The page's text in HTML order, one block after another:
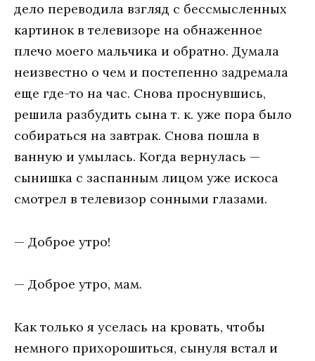
дело переводила взгляд с бессмысленных
картинок в телевизоре на обнаженное
плечо моего мальчика и обратно. Думала
неизвестно о чем и постепенно задремала
еще где-то на час. Снова проснувшись,
решила разбудить сына т. к. уже пора было
собираться на завтрак. Снова пошла в
ванную и умылась. Когда вернулась —
сынишка с заспанным лицом уже искоса
смотрел в телевизор сонными глазами.
— Доброе утро!
— Доброе утро, мам.
Как только я уселась на кровать, чтобы
немного прихорошиться, сынуля встал и